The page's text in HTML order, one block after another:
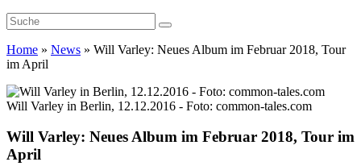
Home » News » Will Varley: Neues Album im Februar 2018, Tour
im April
Will Varley in Berlin, 12.12.2016 - Foto: common-tales.com
Will Varley: Neues Album im Februar 2018, Tour im
April